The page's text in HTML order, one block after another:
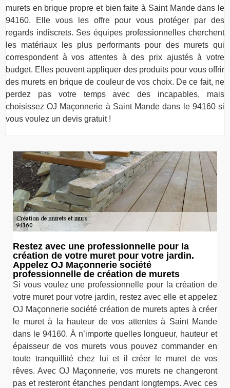
murets en brique propre et bien faite à Saint Mande dans le
94160. Elle vous les offre pour vous protéger par des
regards indiscrets. Ses équipes professionnelles cherchent
les matériaux les plus performants pour des murets qui
correspondent à vos attentes à des prix ajustés à votre
budget. Elles peuvent appliquer des produits pour vous offrir
des murets en brique de couleur de vos choix. De ce fait, ne
perdez pas votre temps avec des incapables, mais
choisissez OJ Maçonnerie à Saint Mande dans le 94160 si
vous voulez un devis gratuit !
Restez avec une professionnelle pour la
création de votre muret pour votre jardin.
Appelez OJ Maçonnerie société
professionnelle de création de murets
Si vous voulez une professionnelle pour la création de
votre muret pour votre jardin, restez avec elle et appelez
OJ Maçonnerie société création de murets aptes à créer
le muret à la hauteur de vos attentes à Saint Mande
dans le 94160. À n’importe quelles longueur, hauteur et
épaisseur de vos murets vous pouvez commander en
toute tranquillité chez lui et il créer le muret de vos
rêves. Avec OJ Maçonnerie, vos murets ne changeront
pas et resteront étanches pendant longtemps. Avec ces